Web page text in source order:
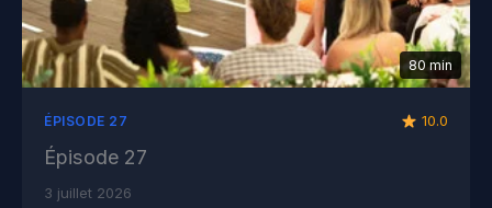
80 min
ÉPISODE 27 10.0
Épisode 27
3 juillet 2026